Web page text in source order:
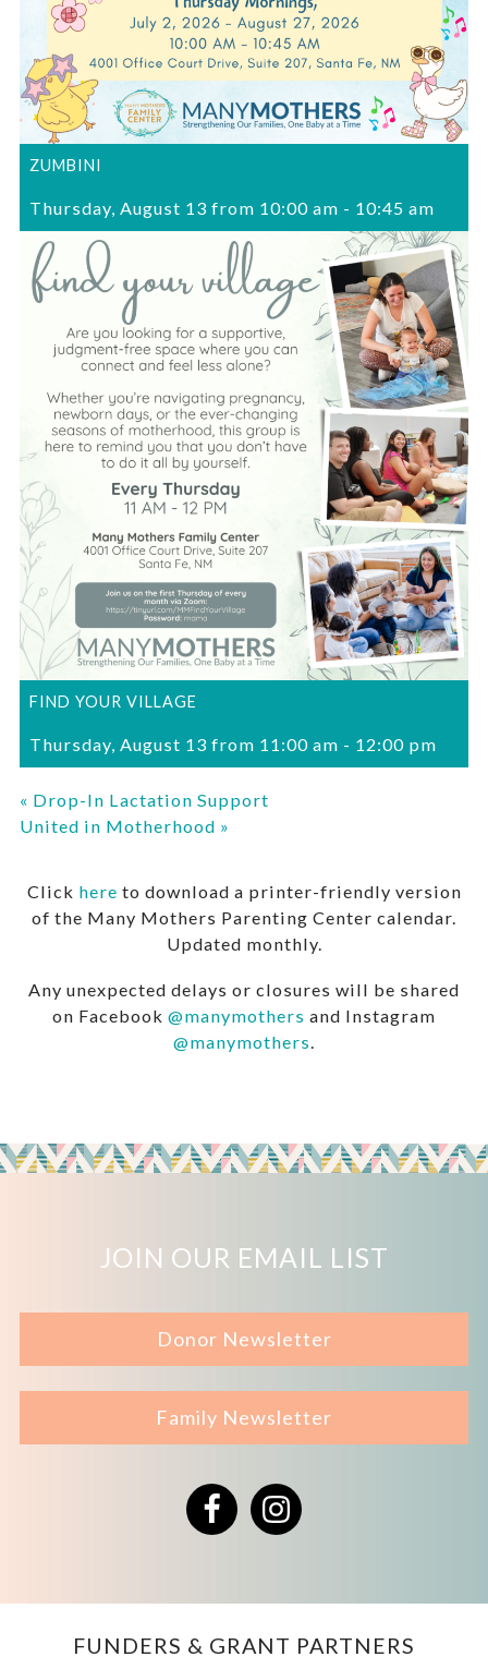
ZUMBINI
Thursday, August 13 from 10:00 am - 10:45 am
FIND YOUR VILLAGE
Thursday, August 13 from 11:00 am - 12:00 pm
« Drop-In Lactation Support
United in Motherhood »
Click here to download a printer-friendly version
of the Many Mothers Parenting Center calendar.
Updated monthly.
Any unexpected delays or closures will be shared
on Facebook @manymothers and Instagram
@manymothers
JOIN OUR EMAIL LIST
Donor Newsletter
Family Newsletter
FacebookInstagram
FUNDERS & GRANT PARTNERS